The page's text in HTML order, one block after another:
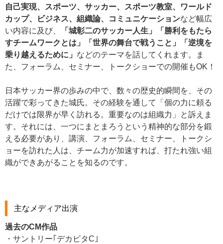
自己実現、スポーツ、サッカー、スポーツ教室、ワールド
カップ、ビジネス、組織論、コミュニケーションなど幅広
い内容に及び、
「城彰二のサッカー人生」「勝利をもたら
すチームワークとは」「世界の舞台で戦うこと」「逆境を
乗り越えるために」 などのテーマを話してくれます。ま
た、フォーラム、セミナー、トークショーでの開催もOK！
日本サッカー界の歩みの中で、数々の歴史的瞬間を、その
活躍で彩ってきた城氏。その経験を通して「個の力に頼る
だけでは限界が早く訪れる。重要なのは組織力」と訴えま
す。それには、一つにまとまろうという精神的な部分を鍛
える必要があり、講演、フォーラム、セミナー、トークシ
ョーを訪れた人は、チーム力が加速すれば、打たれ強い組
織ができあがることを知るのです。
主なメディア出演
過去のCM作品
・サントリー｢デカビタC｣